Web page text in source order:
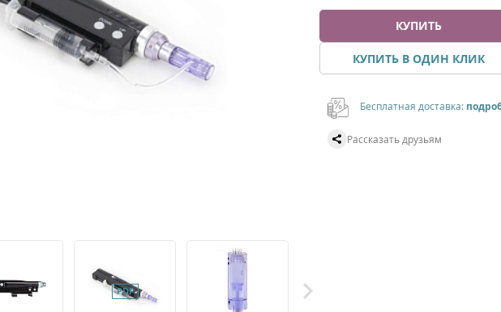
КУПИТЬ
КУПИТЬ В ОДИН КЛИК
Бесплатная доставка:
Рассказать друзьям